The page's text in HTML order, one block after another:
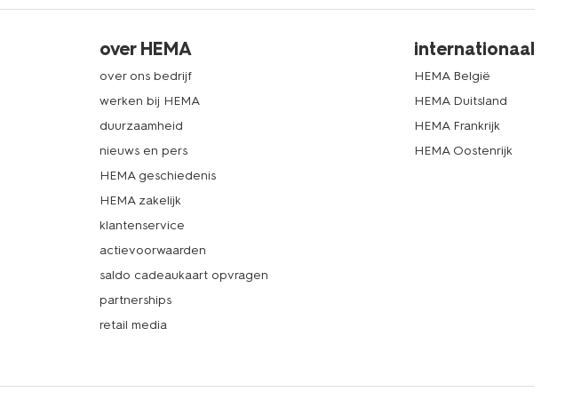
over HEMA
over ons bedrijf
werken bij HEMA
duurzaamheid
nieuws en pers
HEMA geschiedenis
HEMA zakelijk
klantenservice
actievoorwaarden
saldo cadeaukaart opvragen
partnerships
retail media
internationaal
HEMA België
HEMA Duitsland
HEMA Frankrijk
HEMA Oostenrijk